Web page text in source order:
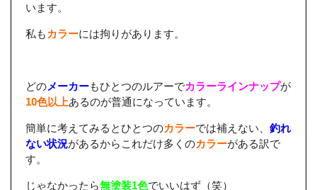
います。
私も カラーには拘りがあります。
どのメーカーもひとつのルアーでカラーラインナップが
10色以上あるのが普通になっています。
簡単に考えてみるとひとつのカラーでは補えない、 釣れ
ない状況があるからこれだけ多くのカラーがある訳で
す。
じゃなかったら無塗装1色でいいはず（笑）